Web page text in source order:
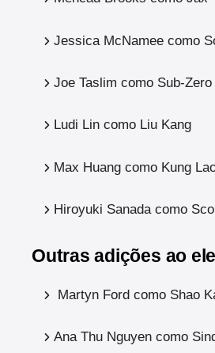
Jessica McNamee como
Joe Taslim como Sub-Zero
Ludi Lin como Liu Kang
Max Huang como Kung
Hiroyuki Sanada como
Outras adições ao
Martyn Ford como Shao
Ana Thu Nguyen como